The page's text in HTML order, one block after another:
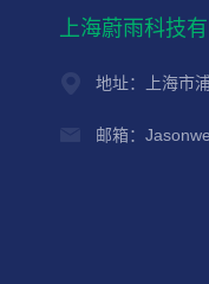
上海蔚雨科技
地址：上海市
邮箱：